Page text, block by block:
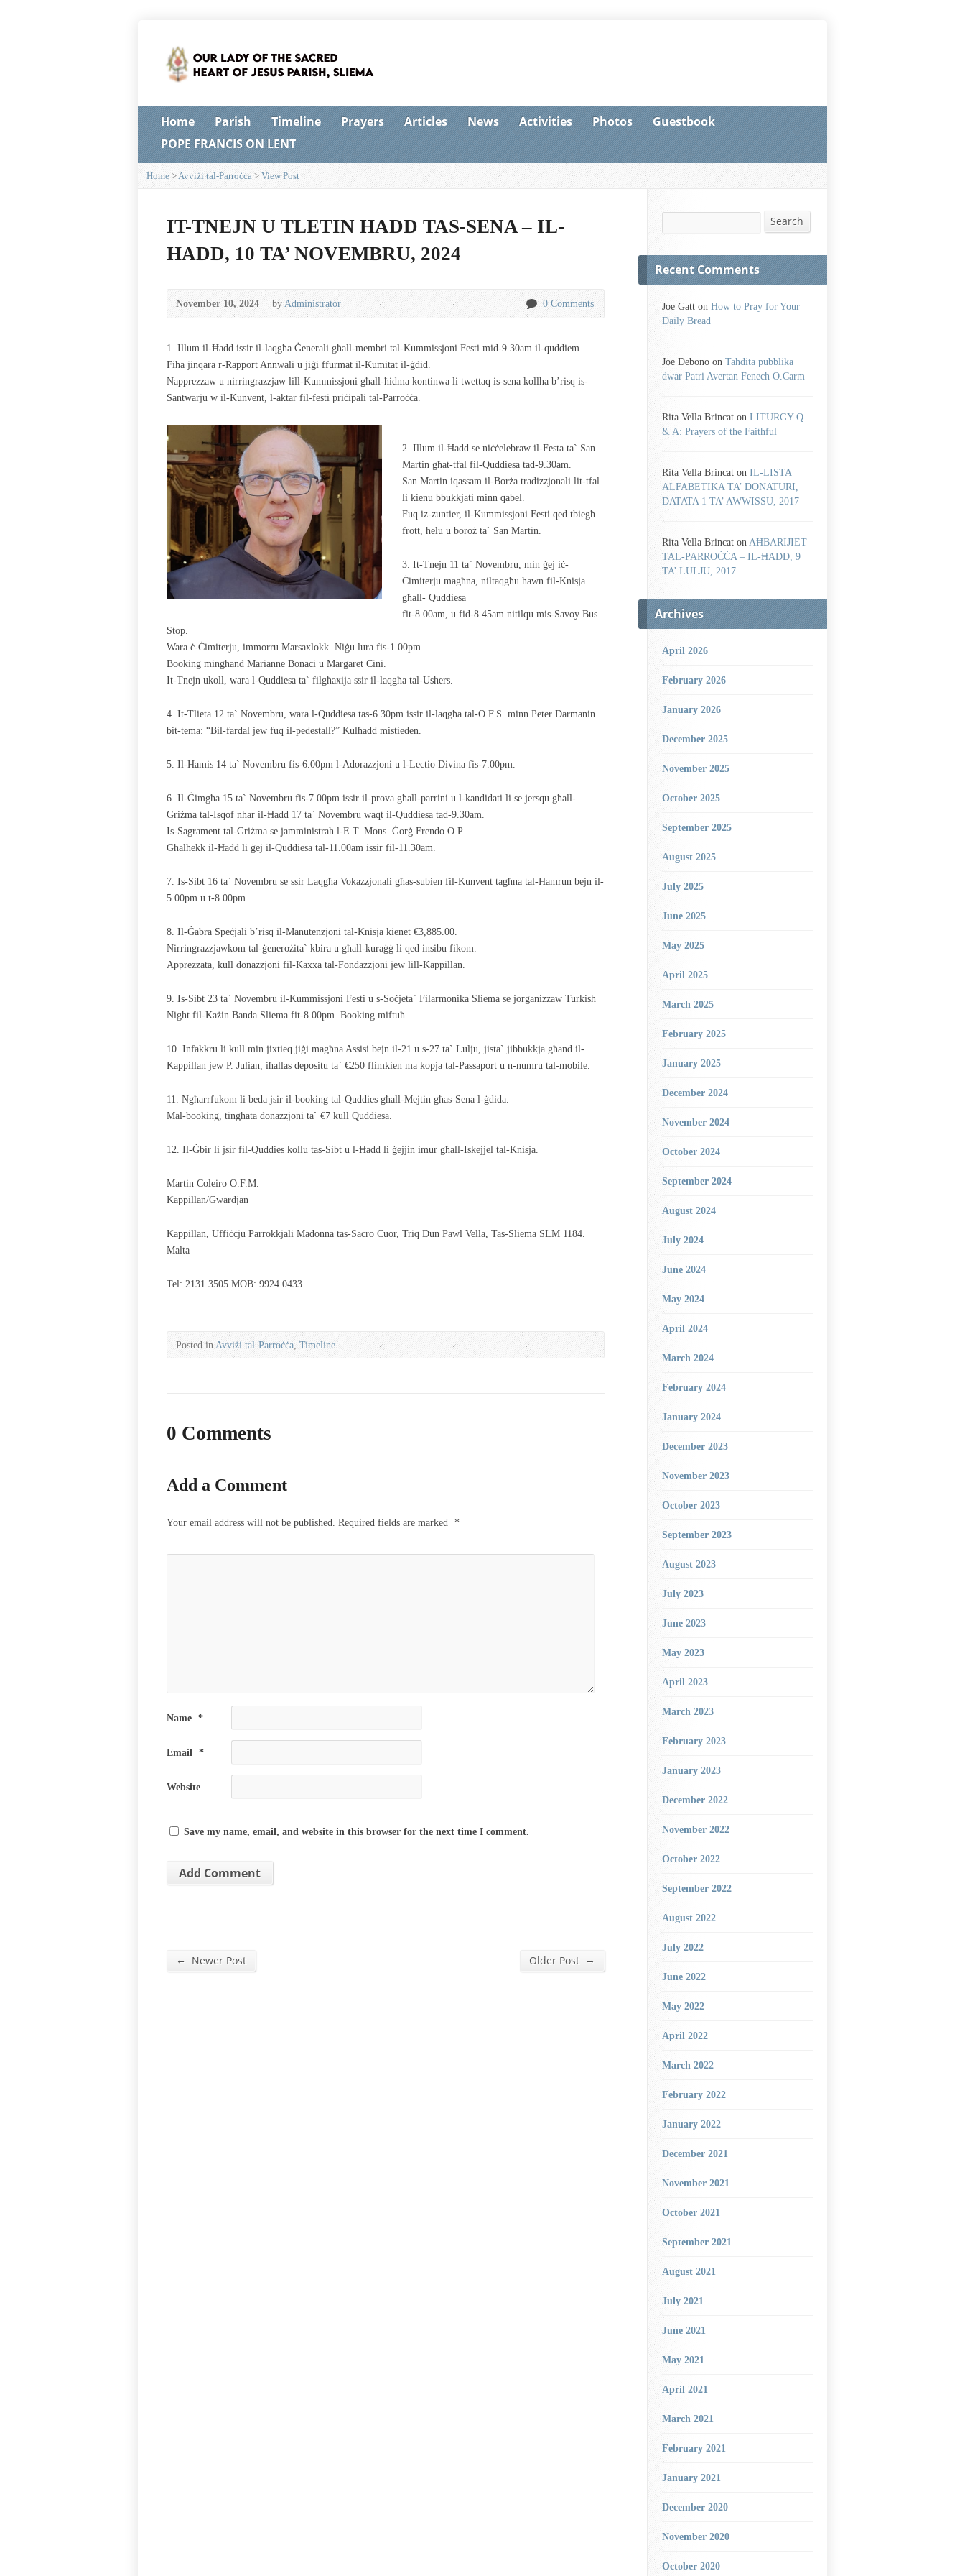
Home Parish Timeline Prayers Articles News Activities Photos
Guestbook
POPE FRANCIS ON LENT
Home >Avviżi tal-Parroċċa > View Post
IT-TNEJN U TLETIN HADD TAS-SENA – IL-
HADD, 10 TA’ NOVEMBRU, 2024
November 10, 2024 by Administrator 0 Comments
1. Illum il-Ħadd issir il-laqgħa Ġenerali għall-membri tal-Kummissjoni Festi mid-9.30am il-quddiem.
Fiha jinqara r-Rapport Annwali u jiġi ffurmat il-Kumitat il-ġdid.
Napprezzaw u nirringrazzjaw lill-Kummissjoni għall-ħidma kontinwa li twettaq is-sena kollha b’risq is-
Santwarju w il-Kunvent, l-aktar fil-festi priċipali tal-Parroċċa.
2. Illum il-Ħadd se niċċelebraw il-Festa ta` San
Martin għat-tfal fil-Quddiesa tad-9.30am.
San Martin iqassam il-Borża tradizzjonali lit-tfal
li kienu bbukkjati minn qabel.
Fuq iz-zuntier, il-Kummissjoni Festi qed tbiegħ
frott, ħelu u boroż ta` San Martin.
3. It-Tnejn 11 ta` Novembru, min ġej iċ-
Ċimiterju magħna, niltaqgħu hawn fil-Knisja
għall- Quddiesa
fit-8.00am, u fid-8.45am nitilqu mis-Savoy Bus
Stop.
Wara ċ-Ċimiterju, immorru Marsaxlokk. Niġu lura fis-1.00pm.
Booking mingħand Marianne Bonaci u Margaret Cini.
It-Tnejn ukoll, wara l-Quddiesa ta` filgħaxija ssir il-laqgħa tal-Ushers.
4. It-Tlieta 12 ta` Novembru, wara l-Quddiesa tas-6.30pm issir il-laqgħa tal-O.F.S. minn Peter Darmanin
bit-tema: “Bil-fardal jew fuq il-pedestall?” Kulħadd mistieden.
5. Il-Ħamis 14 ta` Novembru fis-6.00pm l-Adorazzjoni u l-Lectio Divina fis-7.00pm.
6. Il-Ġimgħa 15 ta` Novembru fis-7.00pm issir il-prova għall-parrini u l-kandidati li se jersqu għall-
Griżma tal-Isqof nhar il-Ħadd 17 ta` Novembru waqt il-Quddiesa tad-9.30am.
Is-Sagrament tal-Griżma se jamministrah l-E.T. Mons. Ġorġ Frendo O.P..
Għalhekk il-Ħadd li ġej il-Quddiesa tal-11.00am issir fil-11.30am.
7. Is-Sibt 16 ta` Novembru se ssir Laqgħa Vokazzjonali għas-subien fil-Kunvent tagħna tal-Ħamrun bejn il-
5.00pm u t-8.00pm.
8. Il-Ġabra Speċjali b’risq il-Manutenzjoni tal-Knisja kienet €3,885.00.
Nirringrazzjawkom tal-ġenerożita` kbira u għall-kuraġġ li qed insibu fikom.
Apprezzata, kull donazzjoni fil-Kaxxa tal-Fondazzjoni jew lill-Kappillan.
9. Is-Sibt 23 ta` Novembru il-Kummissjoni Festi u s-Soċjeta` Filarmonika Sliema se jorganizzaw Turkish
Night fil-Każin Banda Sliema fit-8.00pm. Booking miftuħ.
10. Infakkru li kull min jixtieq jiġi magħna Assisi bejn il-21 u s-27 ta` Lulju, jista` jibbukkja għand il-
Kappillan jew P. Julian, iħallas depositu ta` €250 flimkien ma kopja tal-Passaport u n-numru tal-mobile.
11. Ngħarrfukom li beda jsir il-booking tal-Quddies għall-Mejtin għas-Sena l-ġdida.
Mal-booking, tingħata donazzjoni ta` €7 kull Quddiesa.
12. Il-Ġbir li jsir fil-Quddies kollu tas-Sibt u l-Ħadd li ġejjin imur għall-Iskejjel tal-Knisja.
Martin Coleiro O.F.M.
Kappillan/Gwardjan
Kappillan, Uffiċċju Parrokkjali Madonna tas-Sacro Cuor, Triq Dun Pawl Vella, Tas-Sliema SLM 1184.
Malta
Tel: 2131 3505 MOB: 9924 0433
Posted inAvviżi tal-Parroċċa, Timeline
0 Comments
Add a Comment
Your email address will not be published. Required fields are marked *
Name *
Email *
Website
Save my name, email, and website in this browser for the next time I comment.
← Newer Post Older Post →
Search
Recent Comments
Joe Gatt on How to Pray for Your
Daily Bread
Joe Debono on Tahdita pubblika
dwar Patri Avertan Fenech O.Carm
Rita Vella Brincat on LITURGY Q
& A: Prayers of the Faithful
Rita Vella Brincat on IL-LISTA
ALFABETIKA TA’ DONATURI,
DATATA 1 TA’ AWWISSU, 2017
Rita Vella Brincat on AĦBARIJIET
TAL-PARROĊĊA – IL-ĦADD, 9
TA’ LULJU, 2017
Archives
April 2026
February 2026
January 2026
December 2025
November 2025
October 2025
September 2025
August 2025
July 2025
June 2025
May 2025
April 2025
March 2025
February 2025
January 2025
December 2024
November 2024
October 2024
September 2024
August 2024
July 2024
June 2024
May 2024
April 2024
March 2024
February 2024
January 2024
December 2023
November 2023
October 2023
September 2023
August 2023
July 2023
June 2023
May 2023
April 2023
March 2023
February 2023
January 2023
December 2022
November 2022
October 2022
September 2022
August 2022
July 2022
June 2022
May 2022
April 2022
March 2022
February 2022
January 2022
December 2021
November 2021
October 2021
September 2021
August 2021
July 2021
June 2021
May 2021
April 2021
March 2021
February 2021
January 2021
December 2020
November 2020
October 2020